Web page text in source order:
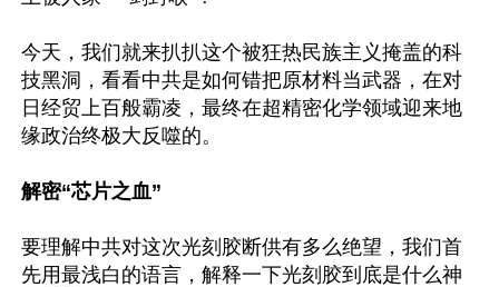
今天，我们就来扒扒这个被狂热民族主义掩盖的科
技黑洞，看看中共是如何错把原材料当武器，在对
日经贸上百般霸凌，最终在超精密化学领域迎来地
缘政治终极大反噬的。
解密“芯片之血”
要理解中共对这次光刻胶断供有多么绝望，我们首
先用最浅白的语言，解释一下光刻胶到底是什么神